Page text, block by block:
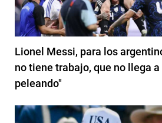
Lionel Messi, para los
no tiene trabajo, que no llega
peleando"